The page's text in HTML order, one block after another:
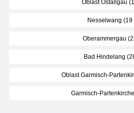
Oblast Ostallgäu
Nesselwang (19
Oberammergau
Bad Hindelang
Oblast Garmisch-
Garmisch-